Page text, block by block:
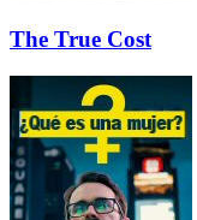
The True Cost